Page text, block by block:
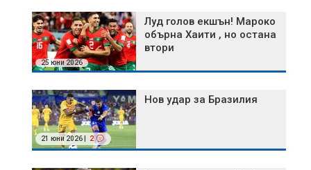
25 юни 2026
Луд голов екшън! Мароко
обърна Хаити , но остана
втори
21 юни 2026 | 2
Нов удар за Бразилия